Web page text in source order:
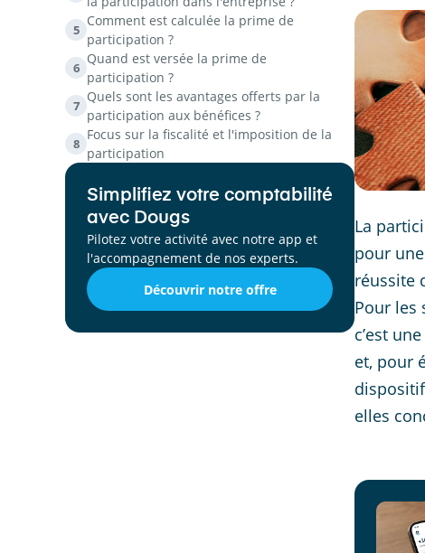
5
Comment est calculée la prime de
participation ?
6
Quand est versée la prime de
participation ?
7
Quels sont les avantages offerts par la
participation aux bénéfices ?
8
Focus sur la fiscalité et l'imposition de la
participation
Simplifiez votre comptabilité
avec Dougs
Pilotez votre activité avec notre app et
l'accompagnement de nos experts.
Découvrir notre offre
La
pour
réussite
Pour les
c’est
et, pour
elles